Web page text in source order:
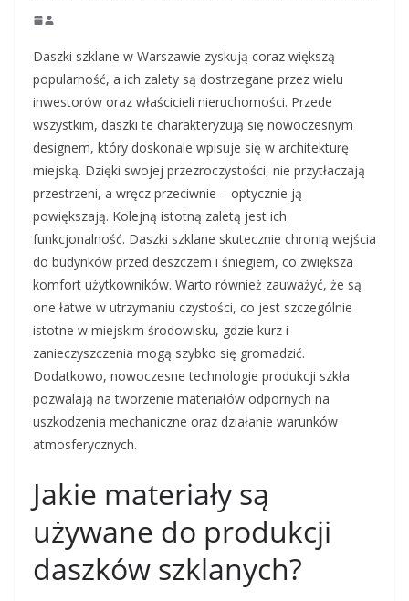
Daszki szklane w Warszawie zyskują coraz większą
popularność, a ich zalety są dostrzegane przez wielu
inwestorów oraz właścicieli nieruchomości. Przede
wszystkim, daszki te charakteryzują się nowoczesnym
designem, który doskonale wpisuje się w architekturę
miejską. Dzięki swojej przezroczystości, nie przytłaczają
przestrzeni, a wręcz przeciwnie – optycznie ją
powiększają. Kolejną istotną zaletą jest ich
funkcjonalność. Daszki szklane skutecznie chronią wejścia
do budynków przed deszczem i śniegiem, co zwiększa
komfort użytkowników. Warto również zauważyć, że są
one łatwe w utrzymaniu czystości, co jest szczególnie
istotne w miejskim środowisku, gdzie kurz i
zanieczyszczenia mogą szybko się gromadzić.
Dodatkowo, nowoczesne technologie produkcji szkła
pozwalają na tworzenie materiałów odpornych na
uszkodzenia mechaniczne oraz działanie warunków
atmosferycznych.
Jakie materiały są
używane do produkcji
daszków szklanych?